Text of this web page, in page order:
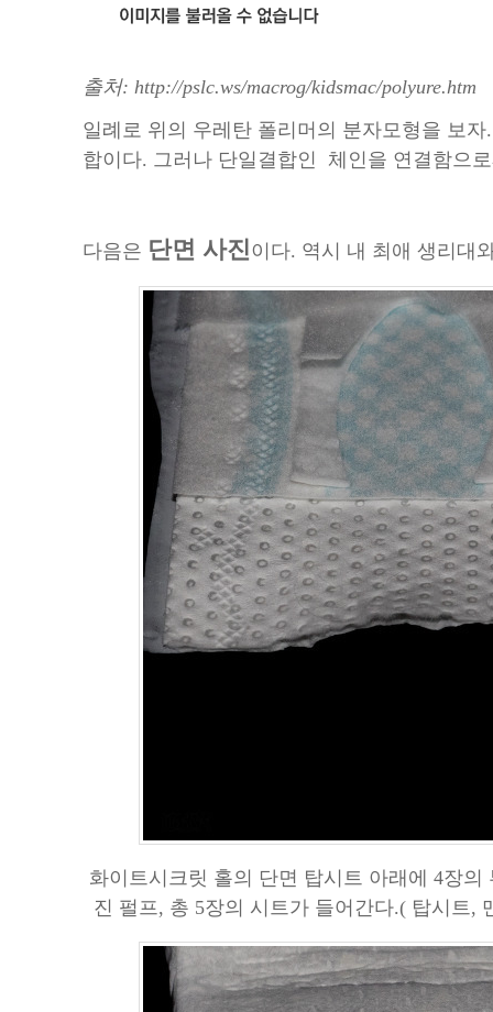
출처: http://pslc.ws/macrog/kidsmac/polyure.htm
일례로 위의 우레탄 폴리머의 분자모형을 보
합이다. 그러나 단일결합인 체인을 연결함으
다음은 단면 사진이다. 역시 내 최애 생리대
화이트시크릿 홀의 단면 탑시트 아래에 4장
진 펄프, 총 5장의 시트가 들어간다.( 탑시트,